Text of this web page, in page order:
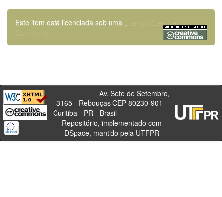
Este item está licenciada sob uma
Licença Creative
Commons
Av. Sete de Setembro,
3165 - Rebouças CEP 80230-901 -
Curitiba - PR - Brasil
Repositório, implementado com
DSpace, mantido pela UTFPR